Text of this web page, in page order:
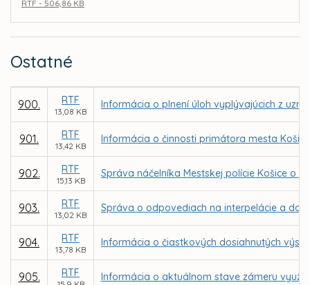
RTF - 506,86 KB
Ostatné
900. RTF
13,08 KB
Informácia o plnení úloh vyplývajúcich z
901. RTF
13,42 KB
Informácia o činnosti primátora mesta Košice
902. RTF
15,13 KB
Správa náčelníka Mestskej polície Košice o
903. RTF
13,02 KB
Správa o odpovediach na interpelácie a
904. RTF
13,78 KB
Informácia o čiastkových dosiahnutých
905. RTF Informácia o aktuálnom stave zámeru